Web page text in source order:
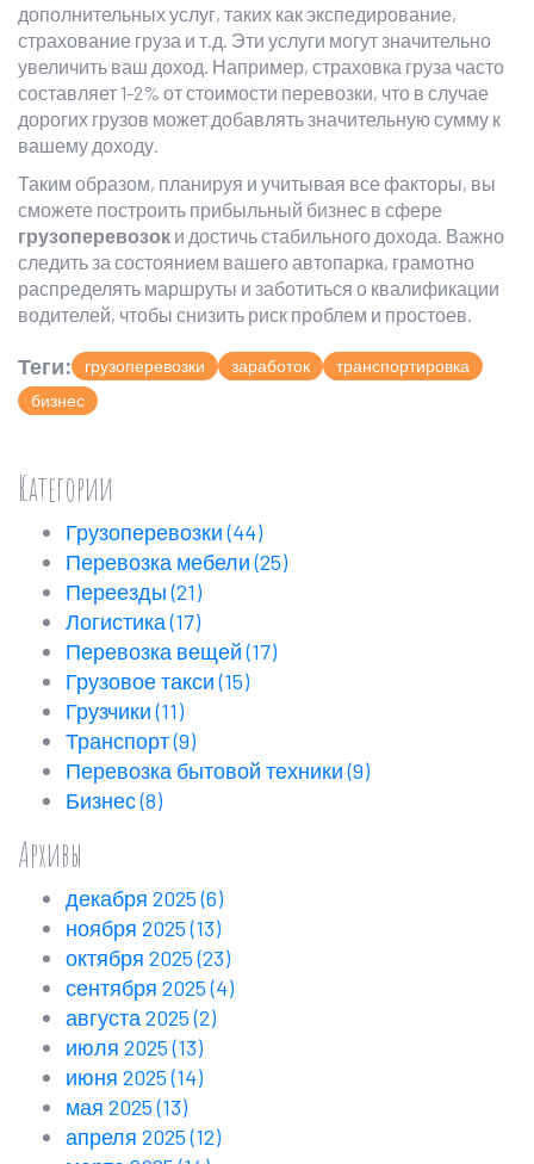
дополнительных услуг, таких как экспедирование,
страхование груза и т.д. Эти услуги могут значительно
увеличить ваш доход. Например, страховка груза часто
составляет 1-2% от стоимости перевозки, что в случае
дорогих грузов может добавлять значительную сумму к
вашему доходу.
Таким образом, планируя и учитывая все факторы, вы
сможете построить прибыльный бизнес в сфере
грузоперевозок и достичь стабильного дохода. Важно
следить за состоянием вашего автопарка, грамотно
распределять маршруты и заботиться о квалификации
водителей, чтобы снизить риск проблем и простоев.
Теги: грузоперевозки заработок
транспортировка
бизнес
Категории
Грузоперевозки(44)
Перевозка мебели(25)
Переезды(21)
Логистика(17)
Перевозка вещей(17)
Грузовое такси(15)
Грузчики(11)
Транспорт(9)
Перевозка бытовой техники(9)
Бизнес(8)
Архивы
декабря 2025(6)
ноября 2025(13)
октября 2025(23)
сентября 2025(4)
августа 2025(2)
июля 2025(13)
июня 2025(14)
мая 2025(13)
апреля 2025(12)